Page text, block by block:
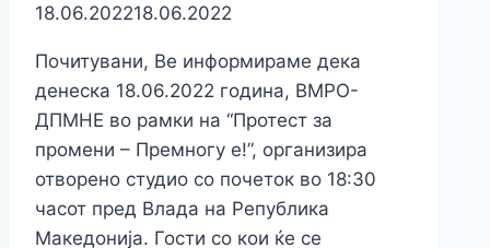
18.06.202218.06.2022
Почитувани, Ве информираме дека
денеска 18.06.2022 година, ВМРО-
ДПМНЕ во рамки на “Протест за
промени – Премногу е!”, oрганизира
отворено студио со почеток во 18:30
часот пред Влада на Република
Македонија. Гости со кои ќе се